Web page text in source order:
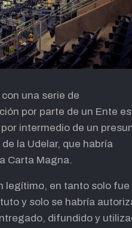
una serie de
por parte de un Ente
intermedio de un
la Udelar, que habría
Carta Magna.
legítimo, en tanto solo fue
y solo se habría
difundido y